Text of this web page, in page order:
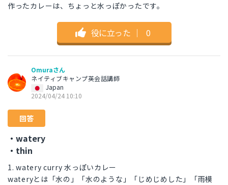
作ったカレーは、ちょっと水っぽかったです。
役に立った ｜ 0
Omuraさん
ネイティブキャンプ英会話講師
Japan
2024/04/24 10:10
回答
・watery
・thin
1. watery curry 水っぽいカレー
wateryとは「水の」「水のような」「じめじめした」「雨模